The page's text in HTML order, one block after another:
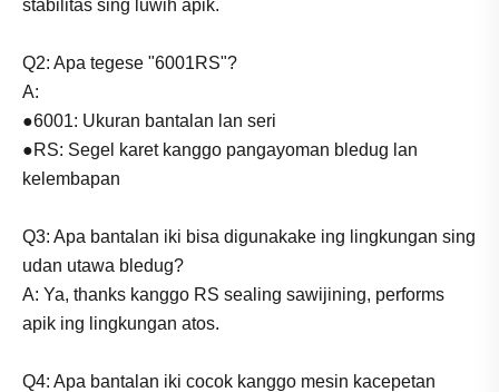
stabilitas sing luwih apik.
Q2: Apa tegese "6001RS"?
A:
●6001: Ukuran bantalan lan seri
●RS: Segel karet kanggo pangayoman bledug lan
kelembapan
Q3: Apa bantalan iki bisa digunakake ing lingkungan sing
udan utawa bledug?
A: Ya, thanks kanggo RS sealing sawijining, performs
apik ing lingkungan atos.
Q4: Apa bantalan iki cocok kanggo mesin kacepetan